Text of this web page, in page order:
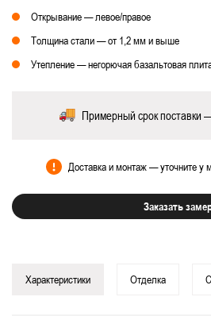
Открывание — левое/правое
Толщина стали — от 1,2 мм и выше
Утепление — негорючая базальтовая
Примерный срок поставки
Доставка и монтаж — уточните у
Заказать
Характеристики Отделка